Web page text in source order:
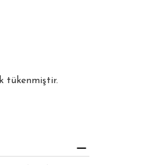
tükenmiştir.